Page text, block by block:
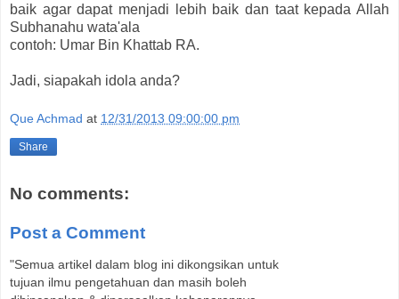
baik agar dapat menjadi lebih baik dan taat kepada Allah
Subhanahu wata'ala
contoh: Umar Bin Khattab RA.
Jadi, siapakah idola anda?
Que Achmad at 12/31/2013 09:00:00 pm
Share
No comments:
Post a Comment
"Semua artikel dalam blog ini dikongsikan untuk
tujuan ilmu pengetahuan dan masih boleh